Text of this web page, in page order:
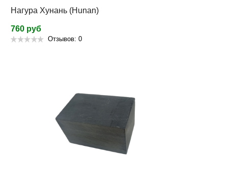
Нагура Хунань (Hunan)
760 руб
Отзывов: 0